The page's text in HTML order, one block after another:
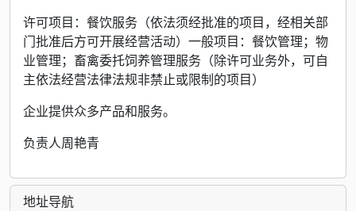
许可项目：餐饮服务（依法须经批准的项目，经相关部
门批准后方可开展经营活动）一般项目：餐饮管理；物
业管理；畜禽委托饲养管理服务（除许可业务外，可自
主依法经营法律法规非禁止或限制的项目）
企业提供众多产品和服务。
负责人周艳青
地址导航